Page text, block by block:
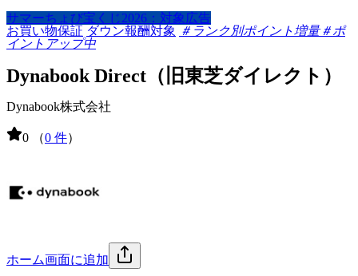
サマーちょび宝くじ2026：対象広告
お買い物保証 ダウン報酬対象 ＃ランク別ポイント増量＃ポ
イントアップ中
Dynabook Direct（旧東芝ダイレクト）
Dynabook株式会社
0 （0 件）
ホーム画面に追加